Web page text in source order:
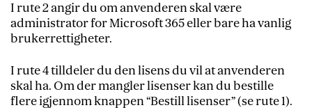
I rute 2 angir du om anvenderen skal være
administrator for Microsoft 365 eller bare ha vanlig
brukerrettigheter.
I rute 4 tilldeler du den lisens du vil at anvenderen
skal ha. Om der mangler lisenser kan du bestille
flere igjennom knappen “Bestill lisenser” (se rute 1).